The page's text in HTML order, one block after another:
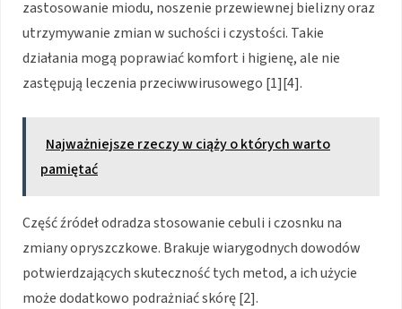
zastosowanie miodu, noszenie przewiewnej bielizny oraz
utrzymywanie zmian w suchości i czystości. Takie
działania mogą poprawiać komfort i higienę, ale nie
zastępują leczenia przeciwwirusowego [1][4].
Najważniejsze rzeczy w ciąży o których warto
pamiętać
Część źródeł odradza stosowanie cebuli i czosnku na
zmiany opryszczkowe. Brakuje wiarygodnych dowodów
potwierdzających skuteczność tych metod, a ich użycie
może dodatkowo podrażniać skórę [2].